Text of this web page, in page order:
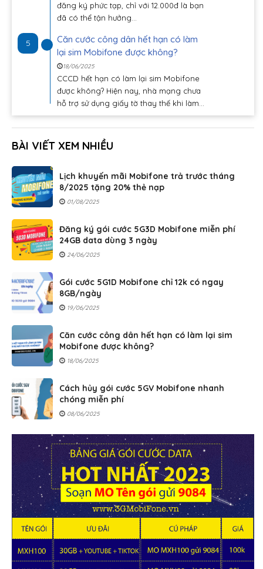
đăng ký phức tạp, chỉ với 12.000đ là bạn
đã có thể tận hưởng...
5
Căn cước công dân hết hạn có làm
lại sim Mobifone được không?
18/06/2025
CCCD hết hạn có làm lại sim Mobifone
được không? Hiện nay, nhà mạng chưa
hỗ trợ sử dụng giấy tờ thay thế khi làm...
BÀI VIẾT XEM NHIỀU
Lịch khuyến mãi Mobifone trả trước tháng
8/2025 tặng 20% thẻ nạp
01/08/2025
Đăng ký gói cước 5G3D Mobifone miễn phí
24GB data dùng 3 ngày
24/06/2025
Gói cước 5G1D Mobifone chỉ 12k có ngay
8GB/ngày
19/06/2025
Căn cước công dân hết hạn có làm lại sim
Mobifone được không?
18/06/2025
Cách hủy gói cước 5GV Mobifone nhanh
chóng miễn phí
08/06/2025